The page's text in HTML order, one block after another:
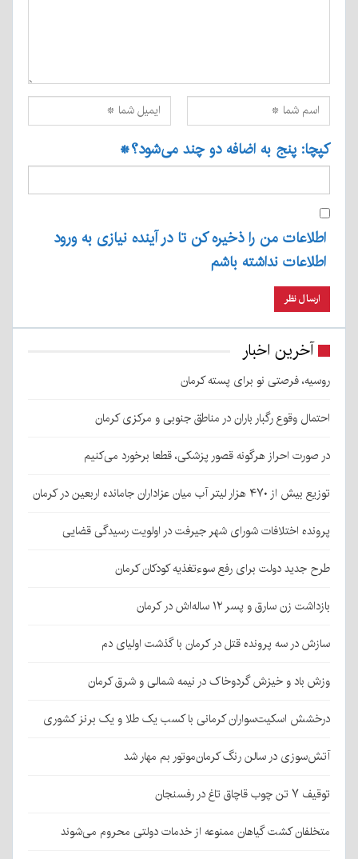
کپچا: پنج به اضافه دو چند می‌شود؟*
اطلاعات من را ذخیره کن تا در آینده نیازی به ورود
اطلاعات نداشته باشم
آخرین اخبار
روسیه، فرصتی نو برای پسته کرمان
احتمال وقوع رگبار باران در مناطق جنوبی و مرکزی کرمان
در صورت احراز هرگونه قصور پزشکی، قطعا برخورد می‌کنیم
توزیع بیش از ۴۷۰ هزار لیتر آب میان عزاداران جامانده اربعین در کرمان
پرونده اختلافات شورای شهر جیرفت در اولویت رسیدگی قضایی
طرح جدید دولت برای رفع سوءتغذیه کودکان کرمان
بازداشت زن سارق و پسر ۱۲ ساله‌اش در کرمان
سازش در سه پرونده قتل در کرمان با گذشت اولیای دم
وزش باد و خیزش گردوخاک در نیمه شمالی و شرق کرمان
درخشش اسکیت‌سواران کرمانی با کسب یک طلا و یک برنز کشوری
آتش‌سوزی در سالن رنگ کرمان‌موتور بم مهار شد
توقیف ۷ تن چوب قاچاق تاغ در رفسنجان
متخلفان کشت گیاهان ممنوعه از خدمات دولتی محروم می‌شوند